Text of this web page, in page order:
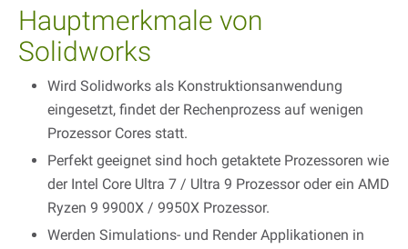
Hauptmerkmale von
Solidworks
Wird Solidworks als Konstruktionsanwendung
eingesetzt, findet der Rechenprozess auf wenigen
Prozessor Cores statt.
Perfekt geeignet sind hoch getaktete Prozessoren wie
der Intel Core Ultra 7 / Ultra 9 Prozessor oder ein AMD
Ryzen 9 9900X / 9950X Prozessor.
Werden Simulations- und Render Applikationen in